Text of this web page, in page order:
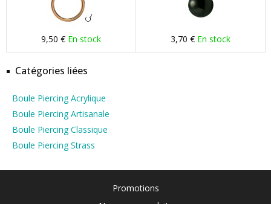
9,50 € En stock 3,70 € En stock
Catégories liées
Boule Piercing Acrylique
Boule Piercing Artisanale
Boule Piercing Classique
Boule Piercing Strass
Promotions